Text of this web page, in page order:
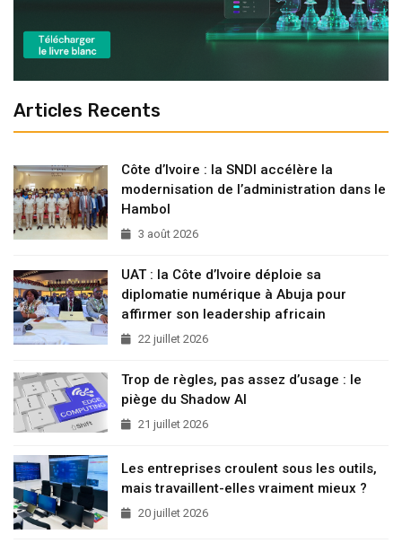
Articles Recents
Côte d’Ivoire : la SNDI accélère la
modernisation de l’administration dans le
Hambol
3 août 2026
UAT : la Côte d’Ivoire déploie sa
diplomatie numérique à Abuja pour
affirmer son leadership africain
22 juillet 2026
Trop de règles, pas assez d’usage : le
piège du Shadow AI
21 juillet 2026
Les entreprises croulent sous les outils,
mais travaillent-elles vraiment mieux ?
20 juillet 2026